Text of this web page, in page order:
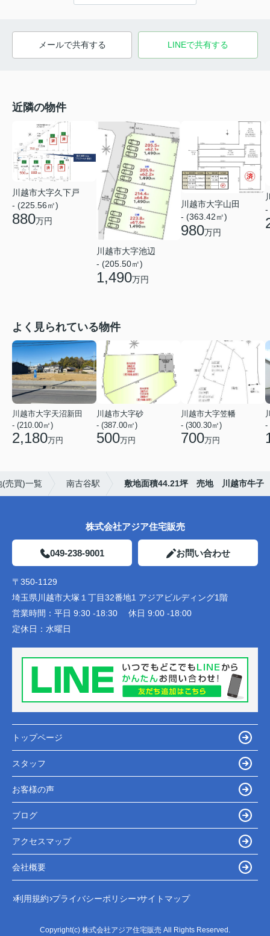
メールで共有する LINEで共有する
近隣の物件
川越市大字久下戸
- (225.56㎡)
880万円
川越市大字池辺
- (205.50㎡)
1,490万円
川越市大字山田
- (363.42㎡)
980万円
-
よく見られている物件
川越市大字天沼新田
- (210.00㎡)
2,180万円
川越市大字砂
- (387.00㎡)
500万円
川越市大字笠幡
- (300.30㎡)
700万円
-
(売買)一覧 南古谷駅 敷地面積44.21坪 売地 川越市牛子
株式会社アジア住宅販売
049-238-9001 お問い合わせ
〒350-1129
埼玉県川越市大塚１丁目32番地1 アジアビルディング1階
営業時間： 平日 9:30 -18:30 休日 9:00 -18:00
定休日： 水曜日
トップページ
スタッフ
お客様の声
ブログ
アクセスマップ
会社概要
利用規約 プライバシーポリシー サイトマップ
Copyright(c) 株式会社アジア住宅販売 All Rights Reserved.